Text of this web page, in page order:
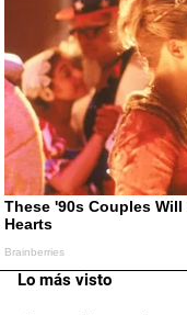
Lo más visto